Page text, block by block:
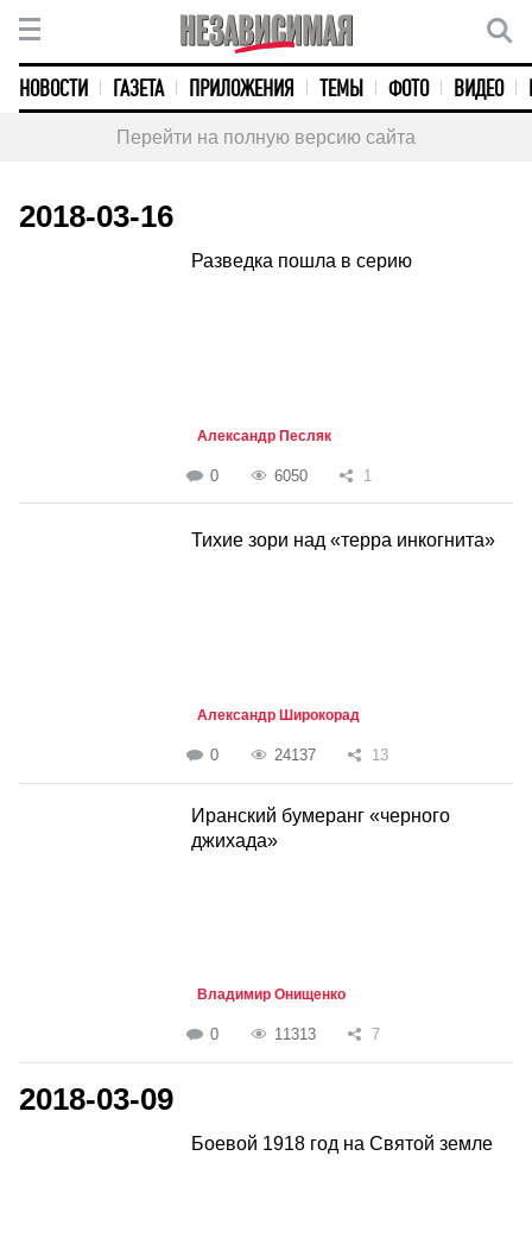
НОВОСТИ ГАЗЕТА ПРИЛОЖЕНИЯ ТЕМЫ ФОТО ВИДЕО
Перейти на полную версию сайта
2018-03-16
Разведка пошла в серию
Александр Песляк
0 6050 1
Тихие зори над «терра инкогнита»
Александр Широкорад
0 24137 13
Иранский бумеранг «черного
джихада»
Владимир Онищенко
0 11313 7
2018-03-09
Боевой 1918 год на Cвятой земле